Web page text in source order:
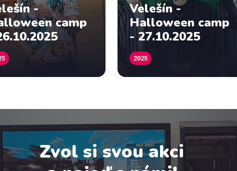
-
camp
Velešín -
Halloween camp
- 27.10.2025
2025
Zvol si svou akci